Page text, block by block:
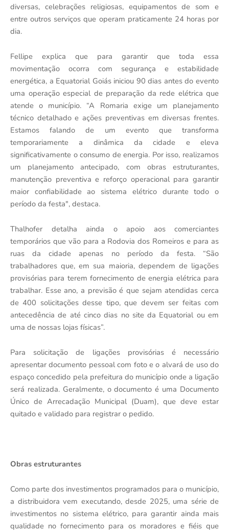
diversas, celebrações religiosas, equipamentos de som e
entre outros serviços que operam praticamente 24 horas por
dia.
Fellipe explica que para garantir que toda essa
movimentação ocorra com segurança e estabilidade
energética, a Equatorial Goiás iniciou 90 dias antes do evento
uma operação especial de preparação da rede elétrica que
atende o município. “A Romaria exige um planejamento
técnico detalhado e ações preventivas em diversas frentes.
Estamos falando de um evento que transforma
temporariamente a dinâmica da cidade e eleva
significativamente o consumo de energia. Por isso, realizamos
um planejamento antecipado, com obras estruturantes,
manutenção preventiva e reforço operacional para garantir
maior confiabilidade ao sistema elétrico durante todo o
período da festa", destaca.
Thalhofer detalha ainda o apoio aos comerciantes
temporários que vão para a Rodovia dos Romeiros e para as
ruas da cidade apenas no período da festa. “São
trabalhadores que, em sua maioria, dependem de ligações
provisórias para terem fornecimento de energia elétrica para
trabalhar. Esse ano, a previsão é que sejam atendidas cerca
de 400 solicitações desse tipo, que devem ser feitas com
antecedência de até cinco dias no site da Equatorial ou em
uma de nossas lojas físicas”.
Para solicitação de ligações provisórias é necessário
apresentar documento pessoal com foto e o alvará de uso do
espaço concedido pela prefeitura do município onde a ligação
será realizada. Geralmente, o documento é uma Documento
Único de Arrecadação Municipal (Duam), que deve estar
quitado e validado para registrar o pedido.
Obras estruturantes
Como parte dos investimentos programados para o município,
a distribuidora vem executando, desde 2025, uma série de
investimentos no sistema elétrico, para garantir ainda mais
qualidade no fornecimento para os moradores e fiéis que